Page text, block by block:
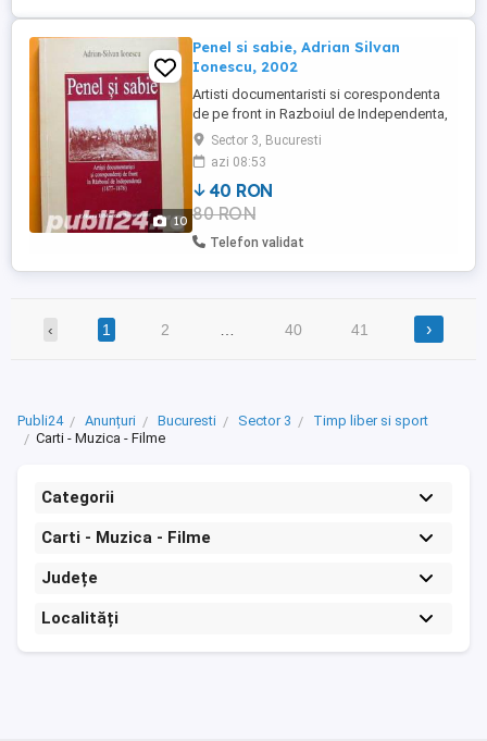
10
Penel si sabie, Adrian Silvan
Ionescu, 2002
Artisti documentaristi si corespondenta
de pe front in Razboiul de Independenta,
Ed. Biblioteca Bucurestilor, 2002. Tel
Sector 3, Bucuresti
azi 08:53
40 RON
80 RON
Telefon validat
‹ 1 2 40 41 ›
Publi24 Anunțuri Bucuresti Sector 3
Timp liber si sport
Carti - Muzica - Filme
Categorii
Carti - Muzica - Filme
Județe
Localități